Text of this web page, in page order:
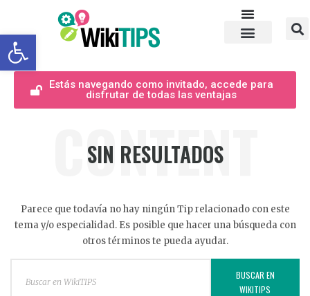
Abrir barra de herramientas
Estás navegando como invitado, accede para
disfrutar de todas las ventajas
CONTENT
SIN RESULTADOS
Parece que todavía no hay ningún Tip relacionado con este
tema y/o especialidad. Es posible que hacer una búsqueda con
otros términos te pueda ayudar.
BUSCAR EN
WIKITIPS